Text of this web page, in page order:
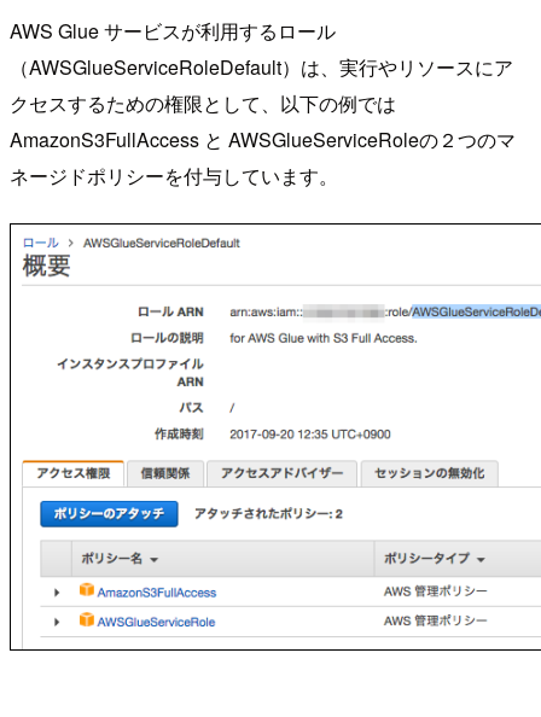
AWS Glue サービスが利用するロール
（AWSGlueServiceRoleDefault）は、実行やリソースにア
クセスするための権限として、以下の例では
AmazonS3FullAccess と AWSGlueServiceRoleの２つのマ
ネージドポリシーを付与しています。